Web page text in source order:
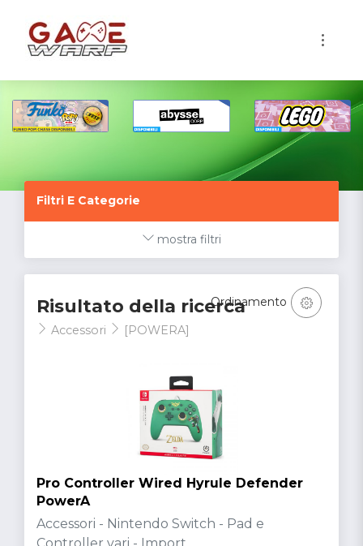
Filtri E Categorie
mostra filtri
Risultato della ricerca
Accessori [POWERA]
Ordinamento
Pro Controller Wired Hyrule Defender
PowerA
Accessori - Nintendo Switch - Pad e